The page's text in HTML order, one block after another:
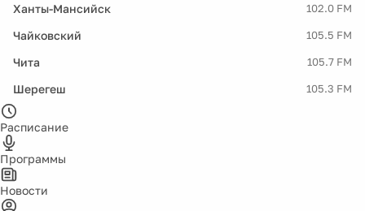
Ханты-Мансийск 102.0 FM
Чайковский 105.5 FM
Чита 105.7 FM
Шерегеш 105.3 FM
Расписание
Программы
Новости